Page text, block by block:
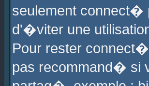
seulement
d'�viter une
Pour rester
pas recommand� si